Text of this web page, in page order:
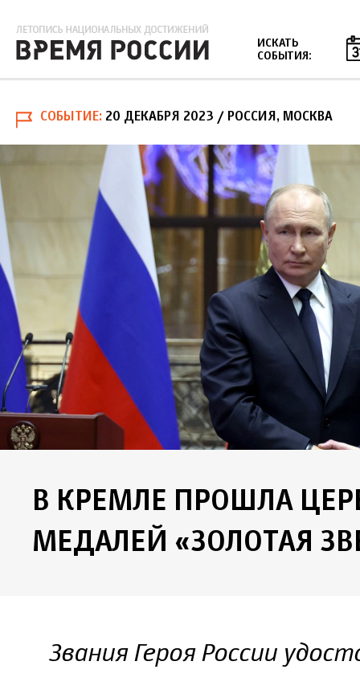
ИСКАТЬ
СОБЫТИЯ:
СОБЫТИЕ 20 ДЕКАБРЯ 2023 / РОССИЯ, МОСКВА
В КРЕМЛЕ ПРОШЛА
МЕДАЛЕЙ «ЗОЛОТАЯ
Звания Героя России